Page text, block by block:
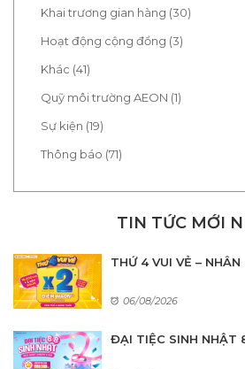
Khai trương gian hàng (30)
Hoạt động cộng đồng (3)
Khác (41)
Quỹ môi trường AEON (1)
Sự kiện (19)
Thông báo (71)
TIN TỨC MỚI
THỨ 4 VUI VẺ – NHÂN
06/08/2026
ĐẠI TIỆC SINH NHẬT